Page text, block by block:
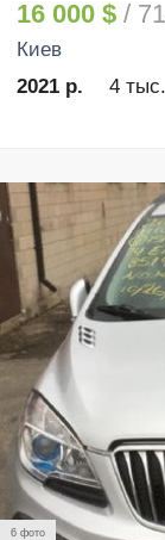
16 000 $ /
Киев
2021 р.
4
6 фото